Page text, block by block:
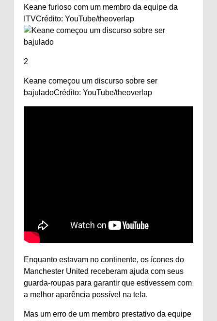
Keane furioso com um membro da equipe da
ITVCrédito: YouTube/theoverlap
2
Keane começou um discurso sobre ser
bajuladoCrédito: YouTube/theoverlap
Enquanto estavam no continente, os ícones do
Manchester United receberam ajuda com seus
guarda-roupas para garantir que estivessem com
a melhor aparência possível na tela.
Mas um erro de um membro prestativo da equipe